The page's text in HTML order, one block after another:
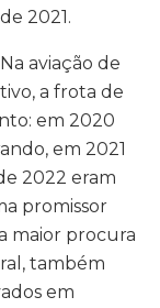
2021.
aviação de
a frota de
em 2020
em 2021
2022 eram
promissor
maior procura
também
em